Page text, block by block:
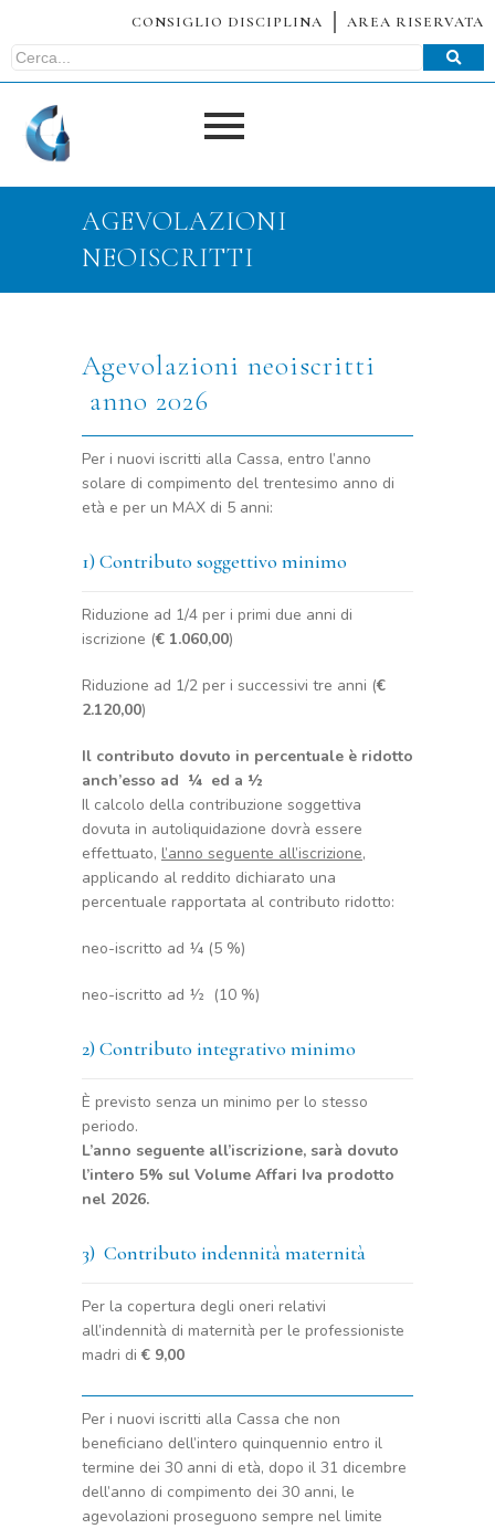
CONSIGLIO DISCIPLINA AREA RISERVATA
AGEVOLAZIONI
NEOISCRITTI
Agevolazioni neoiscritti
anno 2026
Per i nuovi iscritti alla Cassa, entro l’anno
solare di compimento del trentesimo anno di
età e per un MAX di 5 anni:
1) Contributo soggettivo minimo
Riduzione ad 1/4 per i primi due anni di
iscrizione (€ 1.060,00)
Riduzione ad 1/2 per i successivi tre anni (€
2.120,00)
Il contributo dovuto in percentuale è ridotto
anch’esso ad ¼ ed a ½
Il calcolo della contribuzione soggettiva
dovuta in autoliquidazione dovrà essere
effettuato, l’anno seguente all’iscrizione,
applicando al reddito dichiarato una
percentuale rapportata al contributo ridotto:
neo-iscritto ad ¼ (5 %)
neo-iscritto ad ½ (10 %)
2) Contributo integrativo minimo
È previsto senza un minimo per lo stesso
periodo.
L’anno seguente all’iscrizione, sarà dovuto
l’intero 5% sul Volume Affari Iva prodotto
nel 2026.
3) Contributo indennità maternità
Per la copertura degli oneri relativi
all’indennità di maternità per le professioniste
madri di € 9,00
Per i nuovi iscritti alla Cassa che non
beneficiano dell’intero quinquennio entro il
termine dei 30 anni di età, dopo il 31 dicembre
dell’anno di compimento dei 30 anni, le
agevolazioni proseguono sempre nel limite